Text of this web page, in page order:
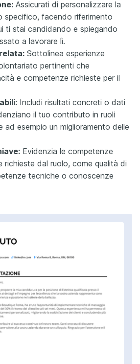
Assicurati di personalizzare la
specifico, facendo riferimento
ti stai candidando e spiegando
a lavorare lì.
Sottolinea esperienze
pertinenti che
e competenze richieste per il
Includi risultati concreti o dati
il tuo contributo in ruoli
ad esempio un miglioramento delle
Evidenzia le competenze
richieste dal ruolo, come qualità di
tecniche o conoscenze